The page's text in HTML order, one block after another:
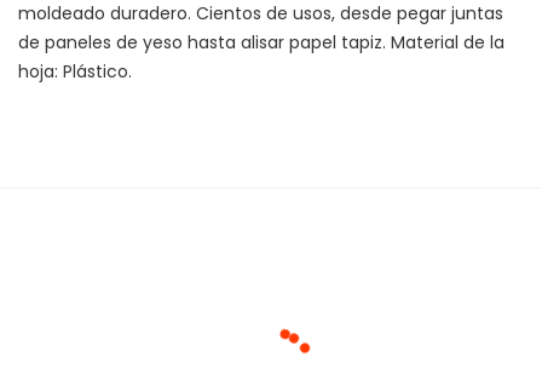
moldeado duradero. Cientos de usos, desde pegar juntas
de paneles de yeso hasta alisar papel tapiz. Material de la
hoja: Plástico.